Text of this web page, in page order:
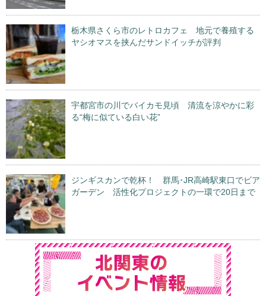
栃木県さくら市のレトロカフェ 地元で養殖する
ヤシオマスを挟んだサンドイッチが評判
宇都宮市の川でバイカモ見頃 清流を涼やかに彩
る“梅に似ている白い花”
ジンギスカンで乾杯！ 群馬･JR高崎駅東口でビア
ガーデン 活性化プロジェクトの一環で20日まで